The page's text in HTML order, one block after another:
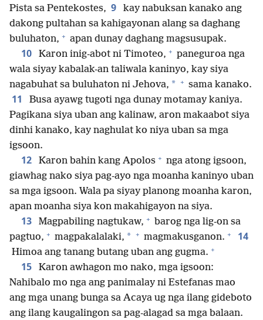
Pista sa Pentekostes, 9
kay nabuksan kanako ang
dakong pultahan sa kahigayonan alang sa daghang
buluhaton, + apan dunay daghang magsusupak.
10 Karon inig-abot ni Timoteo, + paneguroa nga
wala siyay kabalak-an taliwala kaninyo, kay siya
nagabuhat sa buluhaton ni Jehova, * + sama kanako.
11
Busa ayawg tugoti nga dunay motamay kaniya.
Pagikana siya uban ang kalinaw, aron makaabot siya
dinhi kanako, kay naghulat ko niya uban sa mga
igsoon.
12 Karon bahin kang Apolos + nga atong igsoon,
giawhag nako siya pag-ayo nga moanha kaninyo uban
sa mga igsoon. Wala pa siyay planong moanha karon,
apan moanha siya kon makahigayon na siya.
13 Magpabiling nagtukaw, + barog nga lig-on sa
pagtuo, + magpakalalaki, * + magmakusganon. + 14
Himoa ang tanang butang uban ang gugma. +
15
Karon awhagon mo nako, mga igsoon:
Nahibalo mo nga ang panimalay ni Estefanas mao
ang mga unang bunga sa Acaya ug nga ilang gideboto
ang ilang kaugalingon sa pag-alagad sa mga balaan.